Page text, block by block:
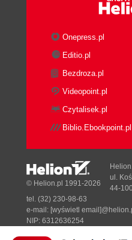
Onepress.pl
Editio.pl
Bezdroza.pl
Videopoint.pl
Czytalisek.pl
Biblio.Ebookpoint.pl
© Helion.pl 1991-2026
ul.
44-
tel. (32) 230-98-63
e-mail: [wyświetl
NIP: 6312636254